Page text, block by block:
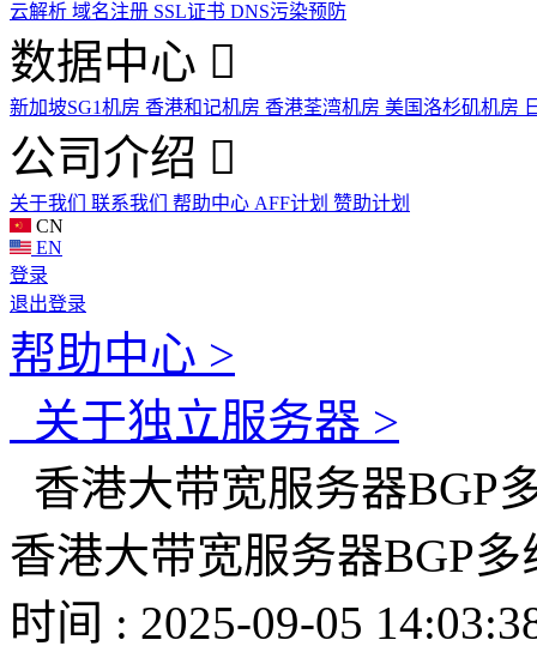
云解析 域名注册 SSL证书 DNS污染预防
数据中心
新加坡SG1机房 香港和记机房 香港荃湾机房 美国洛杉矶机房
公司介绍
关于我们 联系我们 帮助中心 AFF计划 赞助计划
CN
EN
登录
退出登录
帮助中心 >
关于独立服务器 >
香港大带宽服务器BGP
香港大带宽服务器BGP
时间 : 2025-09-05